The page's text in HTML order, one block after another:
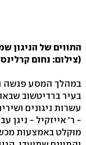
התווים של הניגון
(צילום: נחום
במהלך המסע פגשה
בעיר ברדיטשוב
עשרות ניגונים
- ר' אייזקיל - ניגן
מוקלט באמצעות